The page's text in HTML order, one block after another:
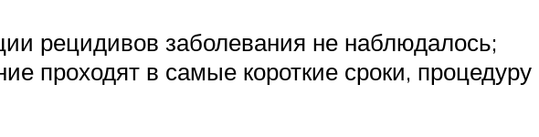
рецидивов заболевания не наблюдалось;
проходят в самые короткие сроки,